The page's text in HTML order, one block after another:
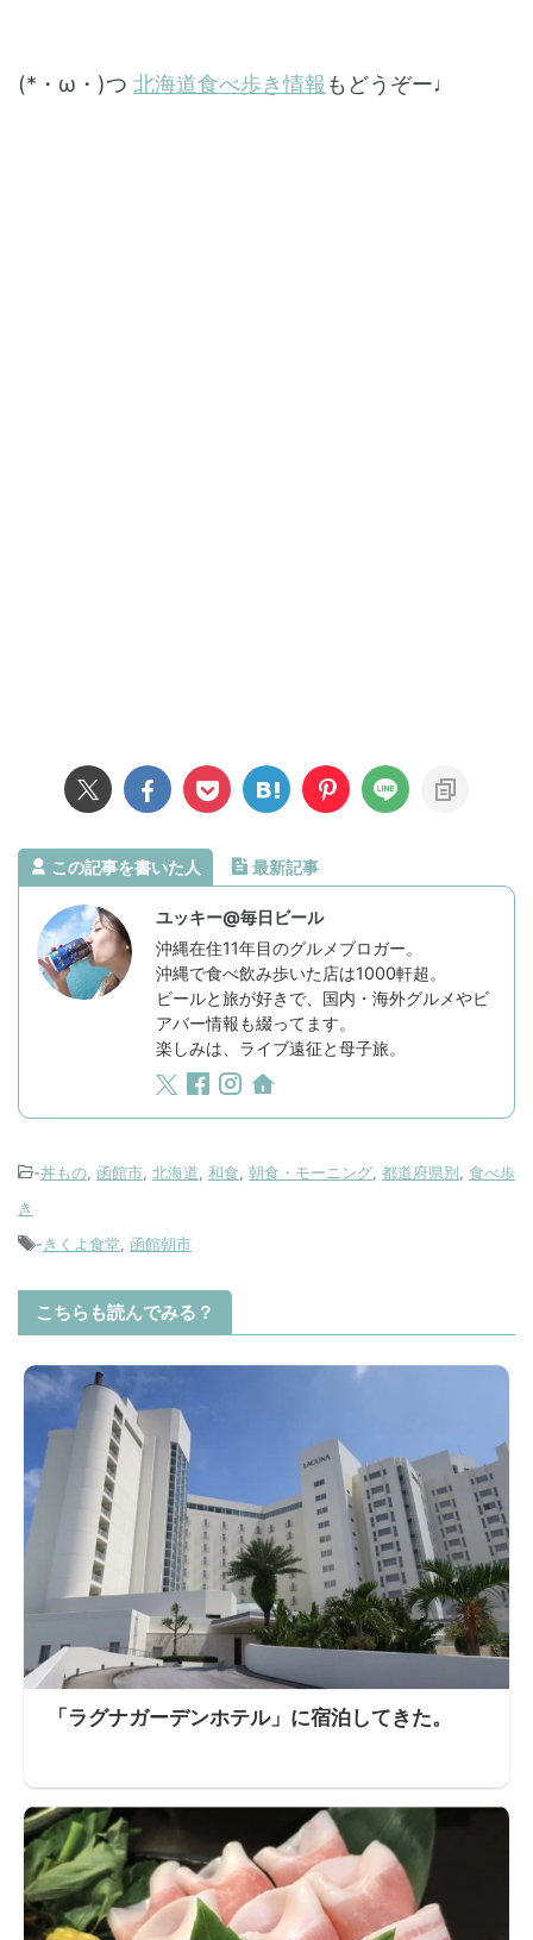
(*・ω・)つ 北海道食べ歩き情報 もどうぞー♩
この記事を書いた人 最新記事
ユッキー@毎日ビール
沖縄在住11年目のグルメブロガー。
沖縄で食べ飲み歩いた店は1000軒超。
ビールと旅が好きで、国内・海外グルメやビ
アバー情報も綴ってます。
楽しみは、ライブ遠征と母子旅。
-丼もの, 函館市, 北海道, 和食, 朝食・モーニング, 都道府県別, 食べ歩
き
-きくよ食堂, 函館朝市
こちらも読んでみる？
「ラグナガーデンホテル」に宿泊してきた。